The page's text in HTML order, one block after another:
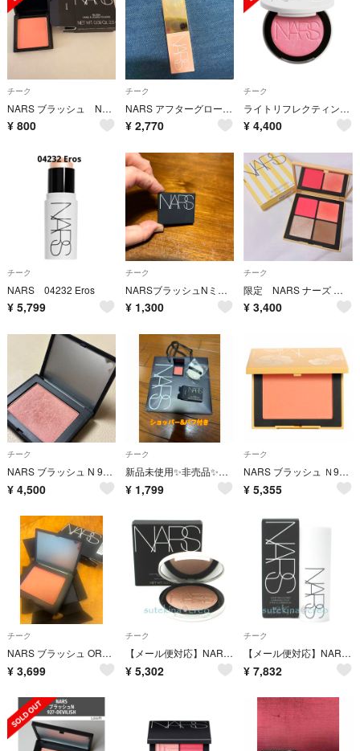
チーク
NARS ブラッシュ N900 マットピンクモーヴ 2.5g
¥ 800
チーク
NARS アフターグローリキッドブラッシュ オーガズム 02799
¥ 2,770
チーク
ライトリフレクティング ルミナイジングブラッシュ
¥ 4,400
チーク
NARS 04232 Eros
¥ 5,799
チーク
NARSブラッシュNミニ777 2.5g 残量3分の２ほど
¥ 1,300
チーク
限定 NARS ナーズ ホットエスケープチークパレットⅡ
¥ 3,400
チーク
NARS ブラッシュ N 906 LOVES ME NOT
¥ 4,500
チーク
新品未使用✨非売品✨NARS ブラッシュ N775 ミニパフ&ショッパー付き
¥ 1,799
チーク
NARS ブラッシュ Ｎ928A AMUSED
¥ 5,355
チーク
NARS ブラッシュ ORGASM パウダーチーク
¥ 3,699
チーク
【メール便対応】NARS ライトリフレクティング ルミナイジングパウダー 03960 HEAVENLY 6g
¥ 5,302
チーク
【メール便対応】NARS ライトリフレクティング ルミナイジングスティック 04233 HEAVENLY 7g
¥ 7,832